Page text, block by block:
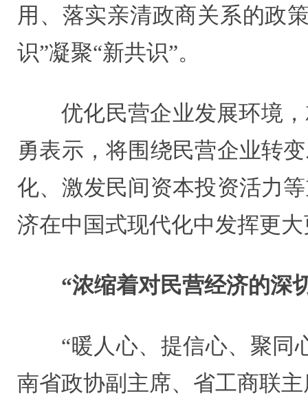
用、落实亲清政商关系的政
识”凝聚“新共识”。
优化民营企业发展环境
勇表示，将围绕民营企业转
化、激发民间资本投资活力
济在中国式现代化中发挥更
“浓缩着对民营经济的深
“暖人心、提信心、聚同
南省政协副主席、省工商联